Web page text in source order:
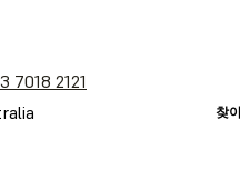
7018 2121
찾